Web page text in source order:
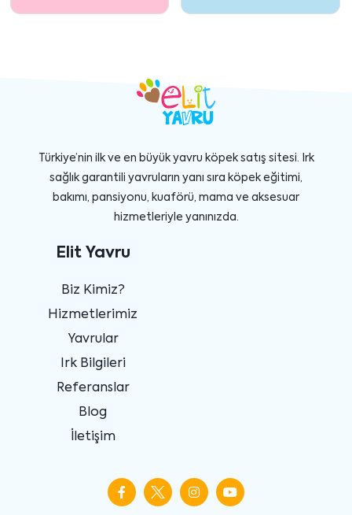
Türkiye’nin ilk ve en büyük yavru köpek satış sitesi. Irk
sağlık garantili yavruların yanı sıra köpek eğitimi,
bakımı, pansiyonu, kuaförü, mama ve aksesuar
hizmetleriyle yanınızda.
Elit Yavru
Biz Kimiz?
Hizmetlerimiz
Yavrular
Irk Bilgileri
Referanslar
Blog
İletişim